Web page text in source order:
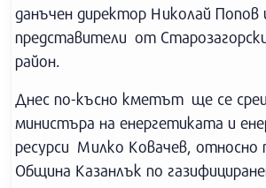
данъчен директор Николай Попов
представители от
район.
Днес по-късно кметът ще се
министъра на енергетиката и
ресурси Милко Ковачев, относно
Община Казанлък по